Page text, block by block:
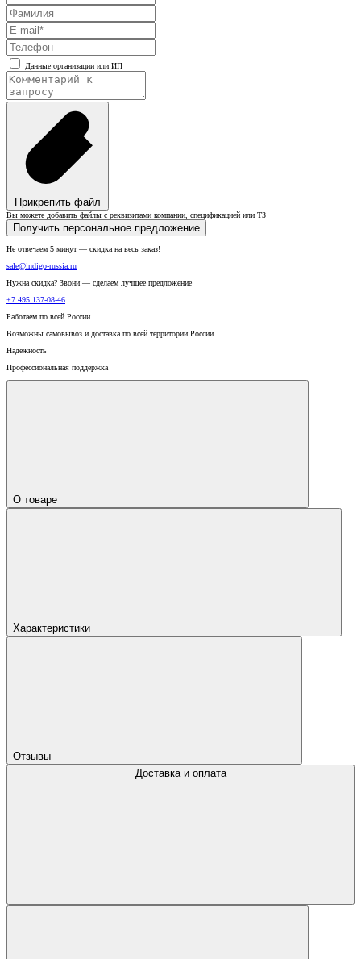
Данные организации или ИП
Прикрепить файл
Вы можете добавить файлы с реквизитами компании, спецификацией или ТЗ
Получить персональное предложение
Не отвечаем 5 минут — скидка на весь заказ!
sale@indigo-russia.ru
Нужна скидка? Звони — сделаем лучшее предложение
+7 495 137-08-46
Работаем по всей России
Возможны самовывоз и доставка по всей территории России
Надежность
Профессиональная поддержка
О товаре
Характеристики
Отзывы
Доставка и оплата